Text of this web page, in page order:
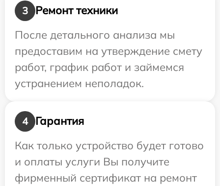
3
Ремонт техники
После детального анализа мы
предоставим на утверждение смету
работ, график работ и займемся
устранением неполадок.
4
Гарантия
Как только устройство будет готово
и оплаты услуги Вы получите
фирменный сертификат на ремонт